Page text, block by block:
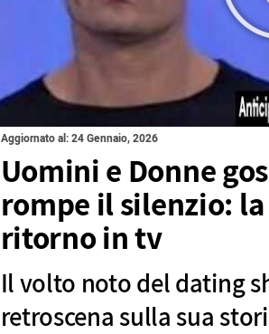
Aggiornato al: 24 Gennaio, 2026
Uomini e Donne
rompe il silenzio:
ritorno in tv
Il volto noto del dating
retroscena sulla sua